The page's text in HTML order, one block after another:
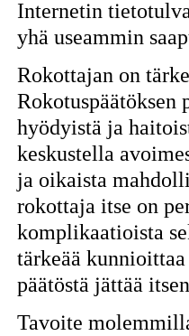
Internetin
yhä useammin
Rokottajan on
Rokotuspäätöksen
hyödyistä ja
keskustella
ja oikaista
rokottaja itse on
komplikaatioista
tärkeää
päätöstä jättää
Tavoite